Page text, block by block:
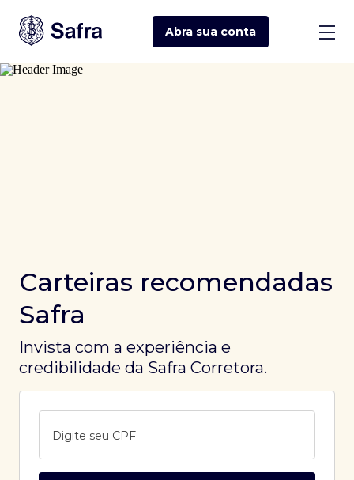
Abra sua conta
Carteiras recomendadas
Safra
Invista com a experiência e
credibilidade da Safra Corretora.
Digite seu CPF